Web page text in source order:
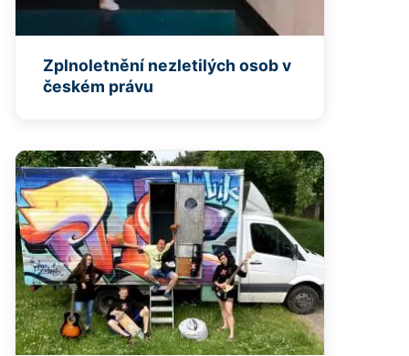
Zplnoletnění nezletilých osob v
českém právu